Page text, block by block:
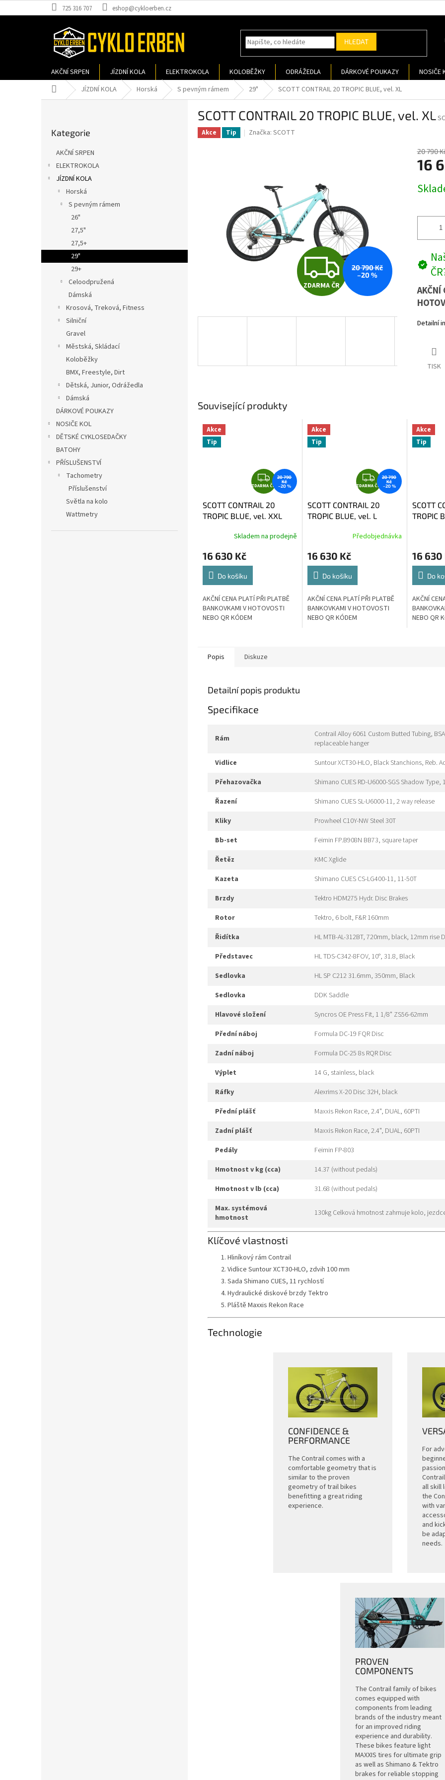
na
725 316 707 eshop@cykloerben.cz
HLEDAT
AKČNÍ SRPEN JÍZDNÍ KOLA ELEKTROKOLA KOLOBĚŽKY ODRÁŽEDLA DÁRKOVÉ POUKAZY NOSIČE
Domů JÍZDNÍ KOLA Horská S pevným rámem 29" SCOTT CONTRAIL 20 TROPIC BLUE, vel. XL
l
kategorie
Kategorie
AKČNÍ SRPEN
ELEKTROKOLA
JÍZDNÍ KOLA
Horská
S pevným rámem
26"
27,5"
27,5+
29"
29+
Celoodpružená
Dámská
Krosová, Treková, Fitness
Silniční
Gravel
Městská, Skládací
Koloběžky
BMX, Freestyle, Dirt
Dětská, Junior, Odrážedla
Dámská
DÁRKOVÉ POUKAZY
NOSIČE KOL
DĚTSKÉ CYKLOSEDAČKY
BATOHY
PŘÍSLUŠENSTVÍ
Tachometry
Příslušenství
Světla na kolo
Wattmetry
SCOTT CONTRAIL 20 TROPIC BLUE, vel. XL
Akce Tip Značka: SCOTT
Z
D
R
ZDARMA ČR
20 790 Kč
–20 %
20 790
16
cena:
AKČNÍ
Detailní
TISK
Související produkty
Akce
Tip
Z
D
A
R
A
ZDARMA ČR
20 790
Kč
–20 %
SCOTT CONTRAIL 20
TROPIC BLUE, vel. XXL
Skladem na prodejně
16 630 Kč
Do košíku
AKČNÍ CENA PLATÍ PŘI PLATBĚ
BANKOVKAMI V HOTOVOSTI
NEBO QR KÓDEM
Akce
Tip
Z
D
A
R
A
ZDARMA ČR
20 790
Kč
–20 %
SCOTT CONTRAIL 20
TROPIC BLUE, vel. L
Předobjednávka
16 630 Kč
Do košíku
AKČNÍ CENA PLATÍ PŘI PLATBĚ
BANKOVKAMI V HOTOVOSTI
NEBO QR KÓDEM
Akce
Tip
SCOTT
TROPIC
16 630
Do
AKČNÍ
NEBO QR
Popis Diskuze
Detailní popis produktu
Specifikace
rám
Contrail Alloy 6061 Custom Butted Tubing,
replaceable hanger
vidlice
Suntour XCT30-HLO, Black Stanchions, Reb.
přehazovačka
Shimano CUES RD-U6000-SGS Shadow Type,
řazení
Shimano CUES SL-U6000-11, 2 way release
kliky
Prowheel C10Y-NW Steel 30T
bb-set
Feimin FP.B908N BB73, square taper
řetěz
KMC Xglide
kazeta
Shimano CUES CS-LG400-11, 11-50T
brzdy
Tektro HDM275 Hydr. Disc Brakes
rotor
Tektro, 6 bolt, F&R 160mm
řidítka
HL MTB-AL-312BT, 720mm, black, 12mm rise
představec
HL TDS-C342-8FOV, 10°, 31.8, Black
sedlovka
HL SP C212 31.6mm, 350mm, Black
sedlovka
DDK Saddle
hlavové složení
Syncros OE Press Fit, 1 1/8" ZS56-62mm
přední náboj
Formula DC-19 FQR Disc
zadní náboj
Formula DC-25 8s RQR Disc
výplet
14 G, stainless, black
ráfky
Alexrims X-20 Disc 32H, black
přední plášť
Maxxis Rekon Race, 2.4", DUAL, 60PTI
zadní plášť
Maxxis Rekon Race, 2.4", DUAL, 60PTI
pedály
Feimin FP-803
hmotnost v kg (cca)
14.37 (without pedals)
hmotnost v lb (cca)
31.68 (without pedals)
max. systémová
hmotnost
130kg Celková hmotnost zahrnuje kolo,
Klíčové vlastnosti
Hliníkový rám Contrail
Vidlice Suntour XCT30-HLO, zdvih 100 mm
Sada Shimano CUES, 11 rychlostí
Hydraulické diskové brzdy Tektro
Pláště Maxxis Rekon Race
Technologie
CONFIDENCE &
PERFORMANCE
The Contrail comes with a
comfortable geometry that is
similar to the proven
geometry of trail bikes
benefitting a great riding
experience.
For
all skill
the
with
and
be
needs.
PROVEN
COMPONENTS
The Contrail family of bikes
comes equipped with
components from leading
brands of the industry meant
for an improved riding
experience and durability.
These bikes feature light
MAXXIS tires for ultimate grip
as well as Shimano & Tektro
brakes for reliable stopping